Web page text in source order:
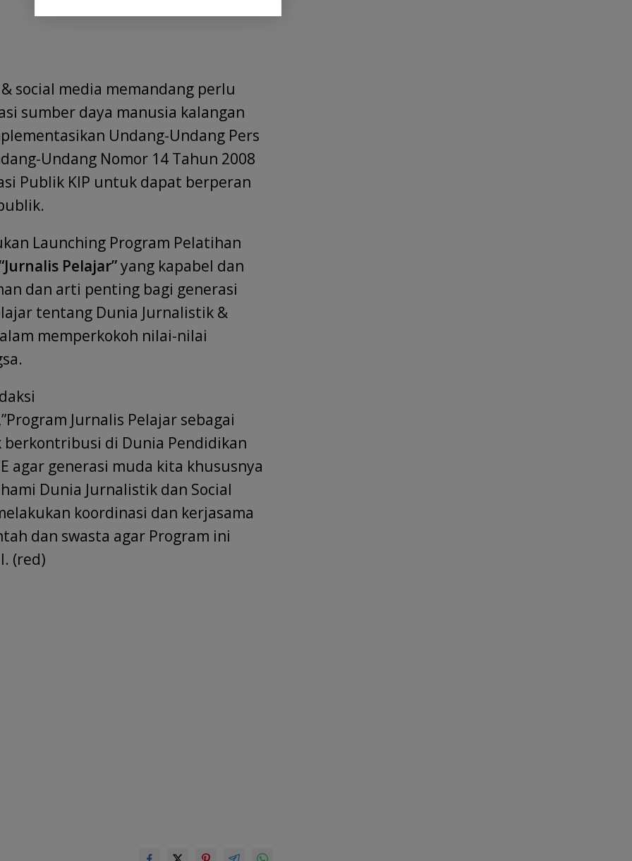
social media memandang perlu
sumber daya manusia kalangan
Undang-Undang Pers
Undang Nomor 14 Tahun 2008
Publik KIP untuk dapat berperan
Launching Program Pelatihan
Pelajar”yang kapabel dan
dan arti penting bagi generasi
tentang Dunia Jurnalistik &
memperkokoh nilai-nilai
Jurnalis Pelajar sebagai
di Dunia Pendidikan
agar generasi muda kita khususnya
Dunia Jurnalistik dan Social
koordinasi dan kerjasama
dan swasta agar Program ini
(red)